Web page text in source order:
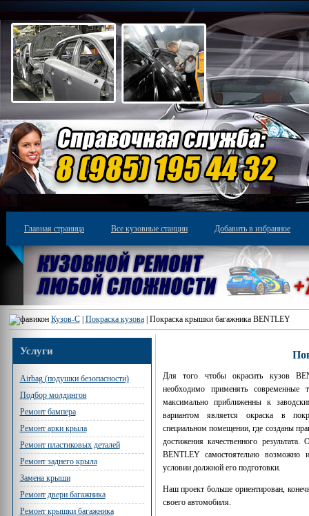
Главная страница Все кузовные станции Добавить в избранное
Кузов-С| Покраска кузова| Покраска крышки багажника BENTLEY
Услуги
Airbag (подушки безопасности)
Подбор молдингов
Ремонт бампера
Ремонт арки крыла
Ремонт пластиковых деталей
Ремонт заднего крыла
Замена крыши
Ремонт двери багажника
Ремонт крышки багажника
Для того чтобы окрасить кузов
необходимо применять современные
максимально приближенны к
вариантом является окраска в
специальном помещении, где созданы
достижения качественного результата.
BENTLEY самостоятельно
условии должной его подготовки.
Наш проект больше ориентирован,
своего автомобиля.